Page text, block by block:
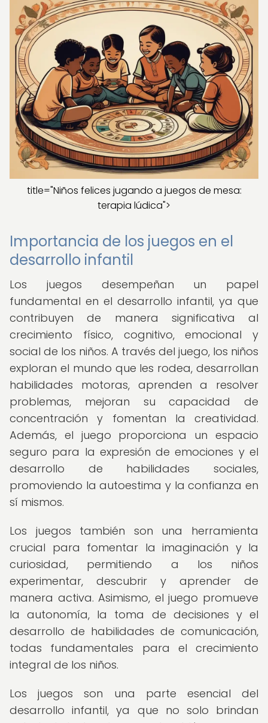
title="Niños felices jugando a juegos de mesa:
terapia lúdica">
Importancia de los juegos en el
desarrollo infantil
Los juegos desempeñan un papel
fundamental en el desarrollo infantil, ya que
contribuyen de manera significativa al
crecimiento físico, cognitivo, emocional y
social de los niños. A través del juego, los niños
exploran el mundo que les rodea, desarrollan
habilidades motoras, aprenden a resolver
problemas, mejoran su capacidad de
concentración y fomentan la creatividad.
Además, el juego proporciona un espacio
seguro para la expresión de emociones y el
desarrollo de habilidades sociales,
promoviendo la autoestima y la confianza en
sí mismos.
Los juegos también son una herramienta
crucial para fomentar la imaginación y la
curiosidad, permitiendo a los niños
experimentar, descubrir y aprender de
manera activa. Asimismo, el juego promueve
la autonomía, la toma de decisiones y el
desarrollo de habilidades de comunicación,
todas fundamentales para el crecimiento
integral de los niños.
Los juegos son una parte esencial del
desarrollo infantil, ya que no solo brindan